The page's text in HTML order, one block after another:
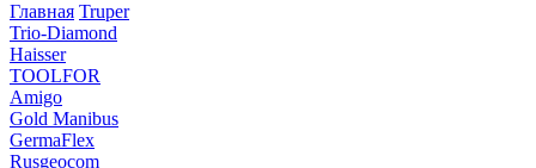
Главная Truper
Trio-Diamond
Haisser
TOOLFOR
Amigo
Gold Manibus
GermaFlex
Rusgeocom